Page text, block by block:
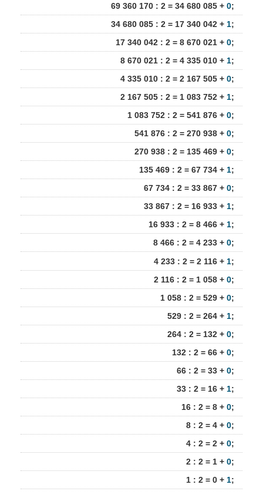
69 360 170 : 2 = 34 680 085 + 0;
34 680 085 : 2 = 17 340 042 + 1;
17 340 042 : 2 = 8 670 021 + 0;
8 670 021 : 2 = 4 335 010 + 1;
4 335 010 : 2 = 2 167 505 + 0;
2 167 505 : 2 = 1 083 752 + 1;
1 083 752 : 2 = 541 876 + 0;
541 876 : 2 = 270 938 + 0;
270 938 : 2 = 135 469 + 0;
135 469 : 2 = 67 734 + 1;
67 734 : 2 = 33 867 + 0;
33 867 : 2 = 16 933 + 1;
16 933 : 2 = 8 466 + 1;
8 466 : 2 = 4 233 + 0;
4 233 : 2 = 2 116 + 1;
2 116 : 2 = 1 058 + 0;
1 058 : 2 = 529 + 0;
529 : 2 = 264 + 1;
264 : 2 = 132 + 0;
132 : 2 = 66 + 0;
66 : 2 = 33 + 0;
33 : 2 = 16 + 1;
16 : 2 = 8 + 0;
8 : 2 = 4 + 0;
4 : 2 = 2 + 0;
2 : 2 = 1 + 0;
1 : 2 = 0 + 1;